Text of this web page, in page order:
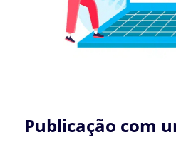
Publicação com